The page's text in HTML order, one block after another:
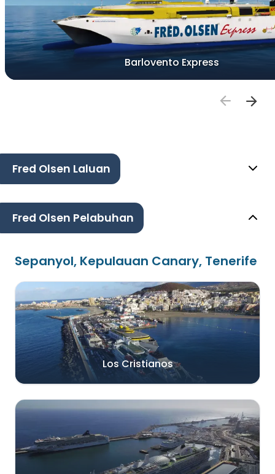
Barlovento Express
Fred Olsen Laluan
Fred Olsen Pelabuhan
Sepanyol, Kepulauan Canary, Tenerife
Los Cristianos